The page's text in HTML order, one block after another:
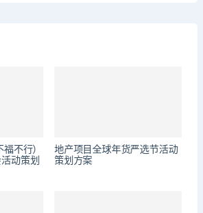
不行）
动策划
地产项目全球年货严选节活动
策划方案